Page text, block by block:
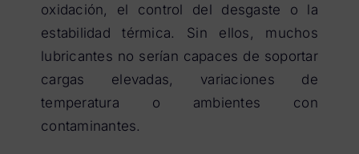
oxidación, el control del desgaste o la
estabilidad térmica. Sin ellos, muchos
lubricantes no serían capaces de soportar
cargas elevadas, variaciones de
temperatura o ambientes con
contaminantes.